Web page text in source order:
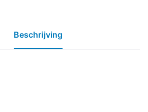
Beschrijving